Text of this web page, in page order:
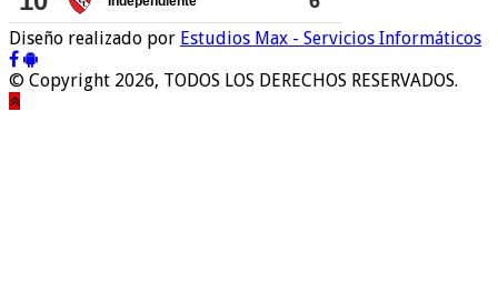
Diseño realizado por Estudios Max - Servicios Informáticos
© Copyright 2026, TODOS LOS DERECHOS RESERVADOS.